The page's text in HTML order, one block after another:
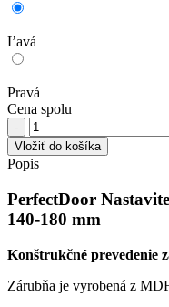
Ľavá
Pravá
Cena spolu
množstvo
PerfectDoor
Nastaviteľná
pre
falcové
dvere
180
Vložiť do košíka
Popis
PerfectDoor
140-180 mm
Konštrukčné prevedenie
Zárubňa je vyrobená z